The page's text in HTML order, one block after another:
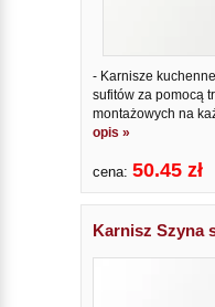
- Karnisze
sufitów za pomocą
montażowych na
opis »
cena: 50.45 zł
Karnisz Szyna